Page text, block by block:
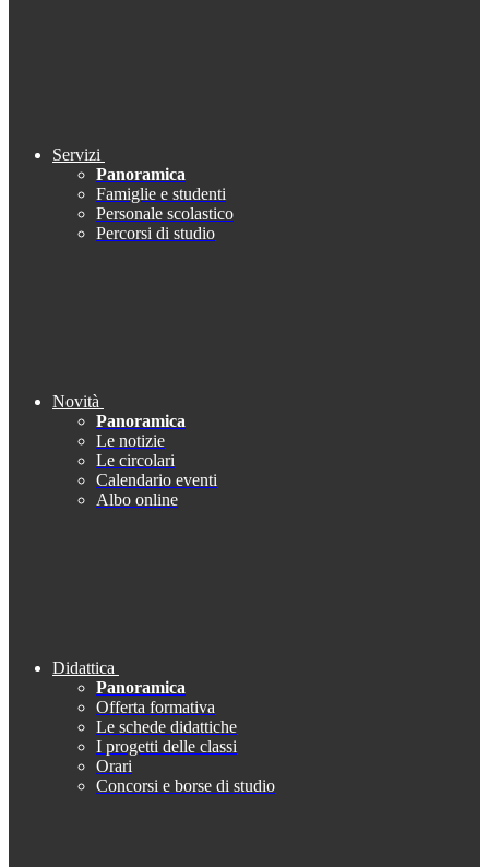
Servizi
Panoramica
Famiglie e studenti
Personale scolastico
Percorsi di studio
Novità
Panoramica
Le notizie
Le circolari
Calendario eventi
Albo online
Didattica
Panoramica
Offerta formativa
Le schede didattiche
I progetti delle classi
Orari
Concorsi e borse di studio